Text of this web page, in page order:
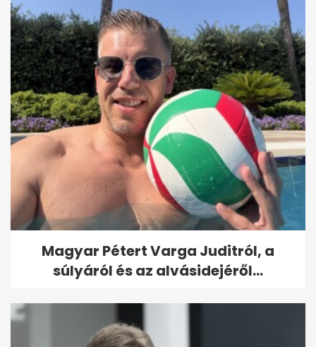
Magyar Pétert Varga Juditról, a
súlyáról és az alvásidejéről...